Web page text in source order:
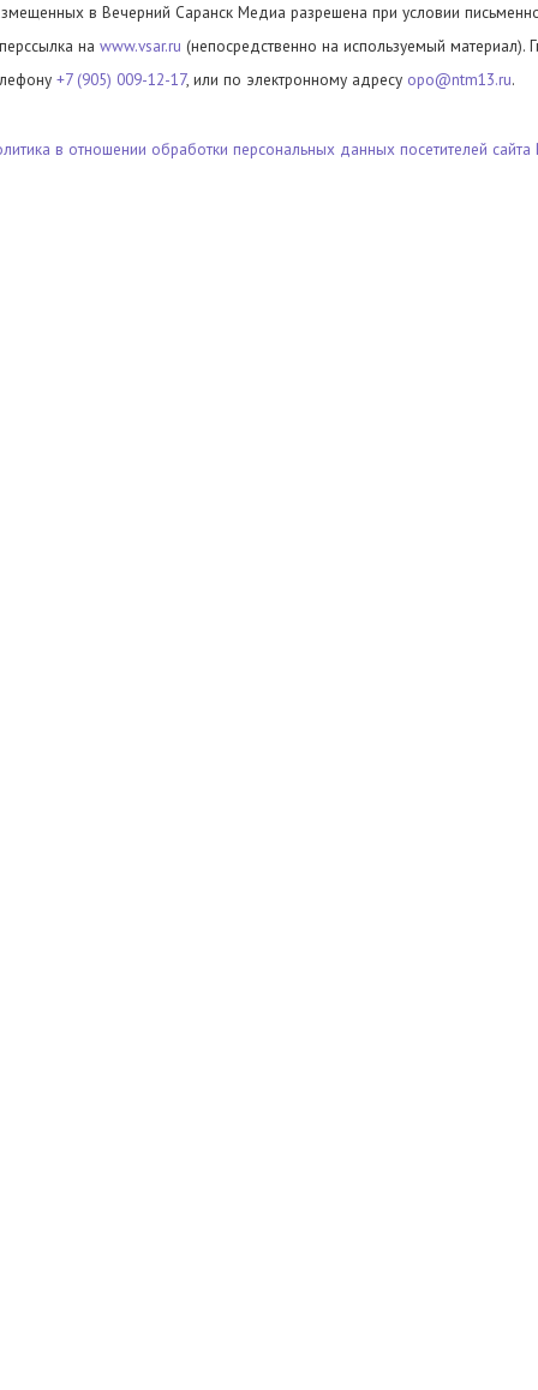
в Вечерний Саранск Медиа разрешена при условии
на www.vsar.ru (непосредственно на используемый материал).
+7 (905) 009-12-17, или по электронному адресу opo@ntm13.ru.
в отношении обработки персональных данных посетителей